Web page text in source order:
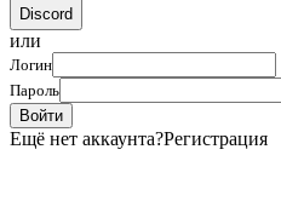
Discord
или
Логин
Пароль
Войти
Ещё нет аккаунта?Регистрация